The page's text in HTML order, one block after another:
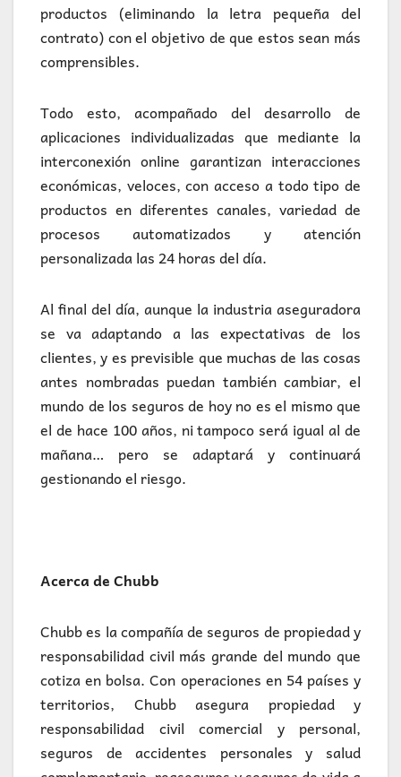
productos (eliminando la letra pequeña del
contrato) con el objetivo de que estos sean más
comprensibles.
Todo esto, acompañado del desarrollo de
aplicaciones individualizadas que mediante la
interconexión online garantizan interacciones
económicas, veloces, con acceso a todo tipo de
productos en diferentes canales, variedad de
procesos automatizados y atención
personalizada las 24 horas del día.
Al final del día, aunque la industria aseguradora
se va adaptando a las expectativas de los
clientes, y es previsible que muchas de las cosas
antes nombradas puedan también cambiar, el
mundo de los seguros de hoy no es el mismo que
el de hace 100 años, ni tampoco será igual al de
mañana… pero se adaptará y continuará
gestionando el riesgo.
Acerca de Chubb
Chubb es la compañía de seguros de propiedad y
responsabilidad civil más grande del mundo que
cotiza en bolsa. Con operaciones en 54 países y
territorios, Chubb asegura propiedad y
responsabilidad civil comercial y personal,
seguros de accidentes personales y salud